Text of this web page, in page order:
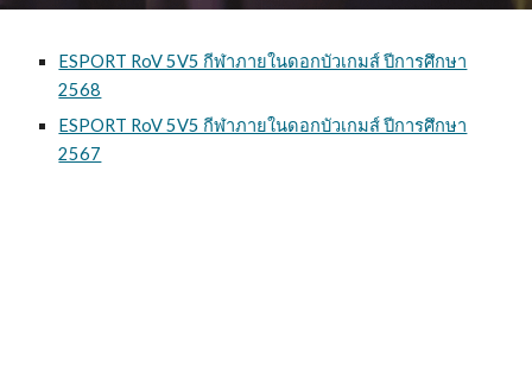
ESPORT RoV 5V5 กีฬาภายในดอกบัวเกมส์ ปีการศึกษา
2568
ESPORT RoV 5V5 กีฬาภายในดอกบัวเกมส์ ปีการศึกษา
2567